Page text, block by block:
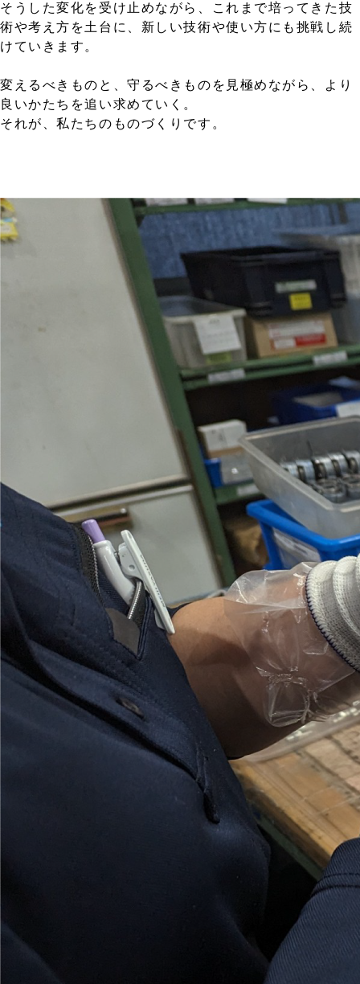
そうした変化を受け止めながら、これまで培ってきた技
術や考え方を土台に、新しい技術や使い方にも挑戦し続
けていきます。
変えるべきものと、守るべきものを見極めながら、より
良いかたちを追い求めていく。
それが、私たちのものづくりです。